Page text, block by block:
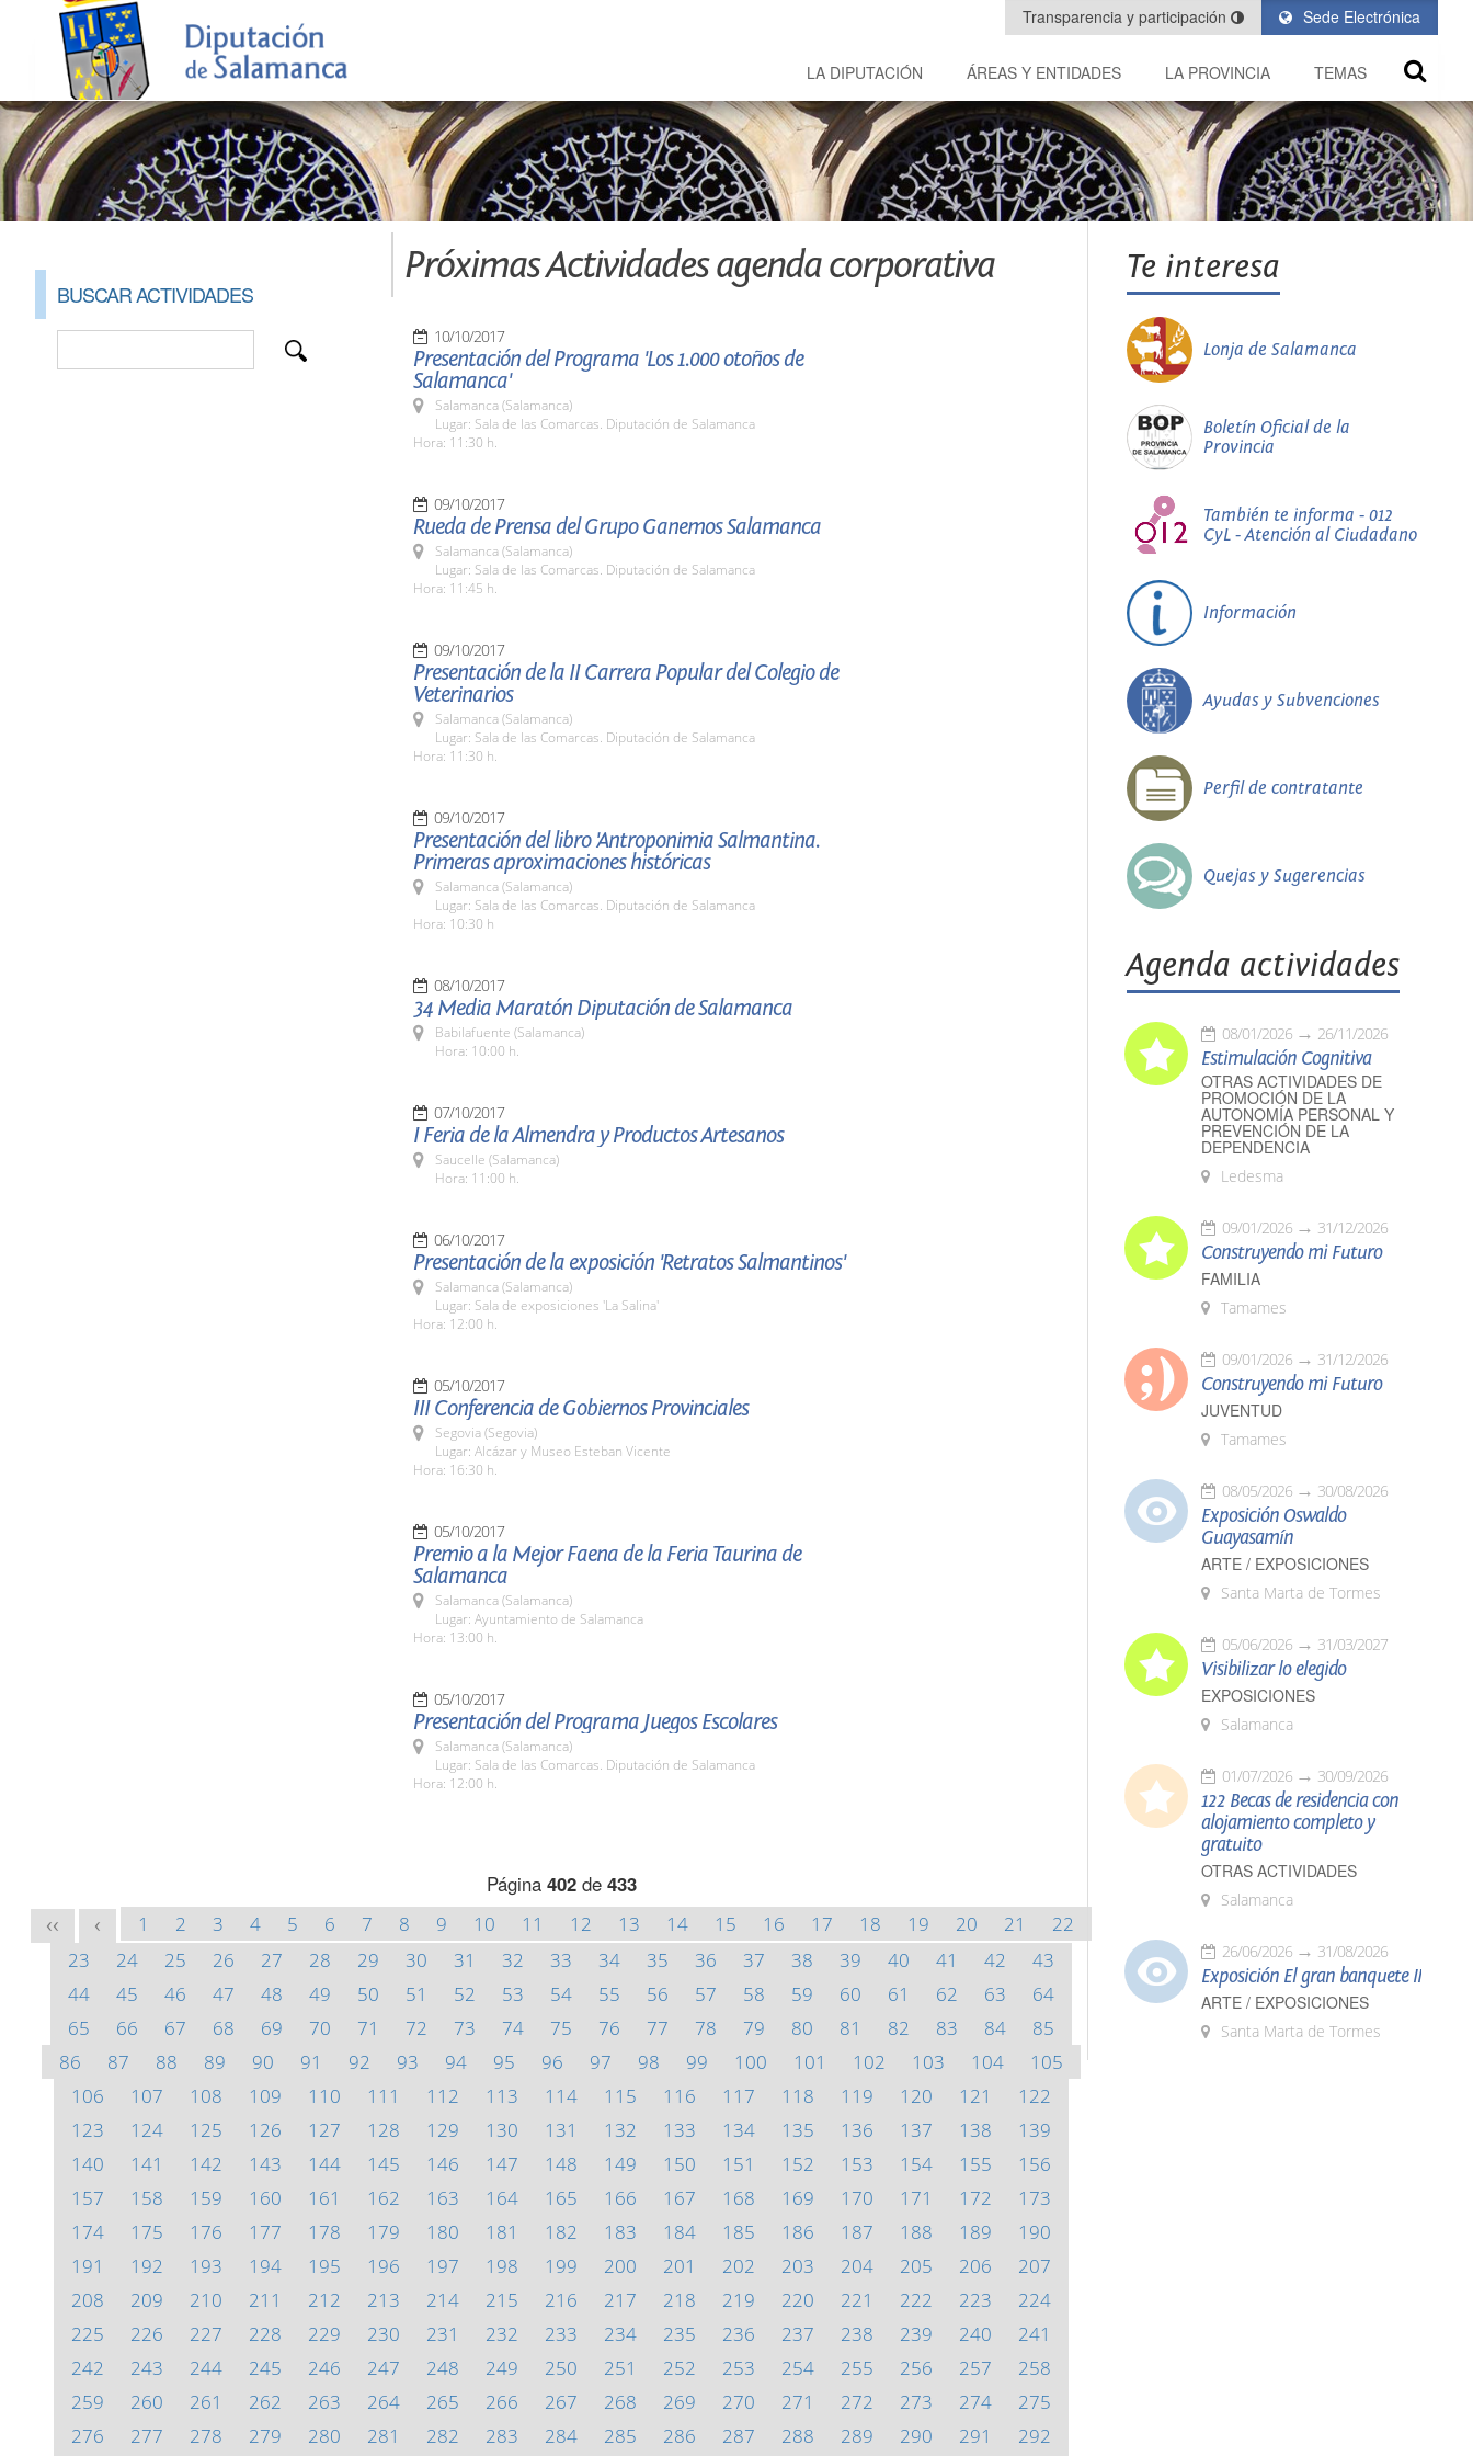
Sede Electrónica
Transparencia y participación
LA DIPUTACIÓN ÁREAS Y ENTIDADES LA PROVINCIA TEMAS
BUSCAR ACTIVIDADES
Próximas Actividades agenda corporativa
10/10/2017
Presentación del Programa 'Los 1.000 otoños de
Salamanca'
Salamanca (Salamanca)
Lugar: Sala de las Comarcas. Diputación de Salamanca
Hora: 11:30 h.
09/10/2017
Rueda de Prensa del Grupo Ganemos Salamanca
Salamanca (Salamanca)
Lugar: Sala de las Comarcas. Diputación de Salamanca
Hora: 11:45 h.
09/10/2017
Presentación de la II Carrera Popular del Colegio de
Veterinarios
Salamanca (Salamanca)
Lugar: Sala de las Comarcas. Diputación de Salamanca
Hora: 11:30 h.
09/10/2017
Presentación del libro 'Antroponimia Salmantina.
Primeras aproximaciones históricas
Salamanca (Salamanca)
Lugar: Sala de las Comarcas. Diputación de Salamanca
Hora: 10:30 h
08/10/2017
34 Media Maratón Diputación de Salamanca
Babilafuente (Salamanca)
Hora: 10:00 h.
07/10/2017
I Feria de la Almendra y Productos Artesanos
Saucelle (Salamanca)
Hora: 11:00 h.
06/10/2017
Presentación de la exposición 'Retratos Salmantinos'
Salamanca (Salamanca)
Lugar: Sala de exposiciones 'La Salina'
Hora: 12:00 h.
05/10/2017
III Conferencia de Gobiernos Provinciales
Segovia (Segovia)
Lugar: Alcázar y Museo Esteban Vicente
Hora: 16:30 h.
05/10/2017
Premio a la Mejor Faena de la Feria Taurina de
Salamanca
Salamanca (Salamanca)
Lugar: Ayuntamiento de Salamanca
Hora: 13:00 h.
05/10/2017
Presentación del Programa Juegos Escolares
Salamanca (Salamanca)
Lugar: Sala de las Comarcas. Diputación de Salamanca
Hora: 12:00 h.
Página 402de 433
<< < 1 2 3 4 5 6 7 8 9 10 11 12 13 14 15 16 17 18 19 20 21
22
23
24 25 26 27 28 29 30 31 32 33 34 35 36 37 38 39 40 41 42
43
44
45 46 47 48 49 50 51 52 53 54 55 56 57 58 59 60 61 62 63
64
65
66 67 68 69 70 71 72 73 74 75 76 77 78 79 80 81 82 83 84
85
86
87 88 89 90 91 92 93 94 95 96 97 98 99 100 101 102 103 104
105
106
107 108 109 110 111 112 113 114 115 116 117 118 119 120 121
122
123
124 125 126 127 128 129 130 131 132 133 134 135 136 137 138
139
140
141 142 143 144 145 146 147 148 149 150 151 152 153 154 155
156
157
158 159 160 161 162 163 164 165 166 167 168 169 170 171 172
173
174
175 176 177 178 179 180 181 182 183 184 185 186 187 188 189
190
191
192 193 194 195 196 197 198 199 200 201 202 203 204 205 206
207
208
209 210 211 212 213 214 215 216 217 218 219 220 221 222 223
224
225
226 227 228 229 230 231 232 233 234 235 236 237 238 239 240
241
242
243 244 245 246 247 248 249 250 251 252 253 254 255 256 257
258
259
260 261 262 263 264 265 266 267 268 269 270 271 272 273 274
275
276
277 278 279 280 281 282 283 284 285 286 287 288 289 290 291 292
Te interesa
Lonja de Salamanca
Boletín Oficial de la
Provincia
También te informa - 012
CyL - Atención al Ciudadano
Información
Ayudas y Subvenciones
Perfil de contratante
Quejas y Sugerencias
Agenda actividades
08/01/2026 26/11/2026
Estimulación Cognitiva
OTRAS ACTIVIDADES DE
PROMOCIÓN DE LA
AUTONOMÍA PERSONAL Y
PREVENCIÓN DE LA
DEPENDENCIA
Ledesma
09/01/2026 31/12/2026
Construyendo mi Futuro
FAMILIA
Tamames
09/01/2026 31/12/2026
Construyendo mi Futuro
JUVENTUD
Tamames
08/05/2026 30/08/2026
Exposición Oswaldo
Guayasamín
ARTE / EXPOSICIONES
Santa Marta de Tormes
05/06/2026 31/03/2027
Visibilizar lo elegido
EXPOSICIONES
Salamanca
01/07/2026 30/09/2026
122 Becas de residencia con
alojamiento completo y
gratuito
OTRAS ACTIVIDADES
Salamanca
26/06/2026 31/08/2026
Exposición El gran banquete II
ARTE / EXPOSICIONES
Santa Marta de Tormes